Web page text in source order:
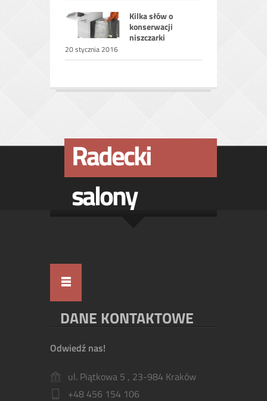
Kilka słów o
konserwacji
niszczarki
20 stycznia 2016
Radecki
salony
DANE KONTAKTOWE
Odwiedź nas!
ul. Piątkowa 5 , 23-984 Kraków
+48 456 154 106